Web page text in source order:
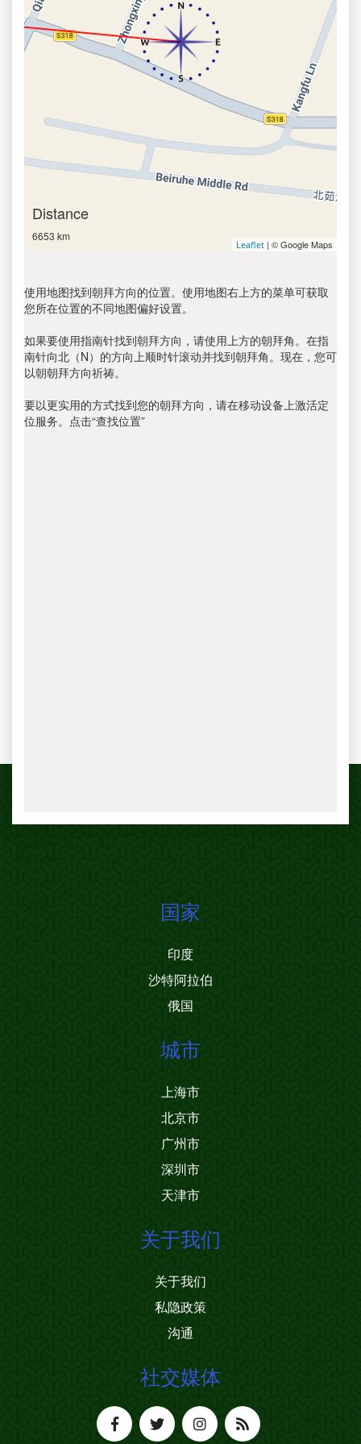
Distance
6653 km
Leaflet | © Google Maps
使用地图找到朝拜方向的位置。使用地图右上方的菜单可获取
您所在位置的不同地图偏好设置。
如果要使用指南针找到朝拜方向，请使用上方的朝拜角。在指
南针向北（N）的方向上顺时针滚动并找到朝拜角。现在，您可
以朝朝拜方向祈祷。
要以更实用的方式找到您的朝拜方向，请在移动设备上激活定
位服务。点击“查找位置”
国家
印度
沙特阿拉伯
俄国
城市
上海市
北京市
广州市
深圳市
天津市
关于我们
关于我们
私隐政策
沟通
社交媒体